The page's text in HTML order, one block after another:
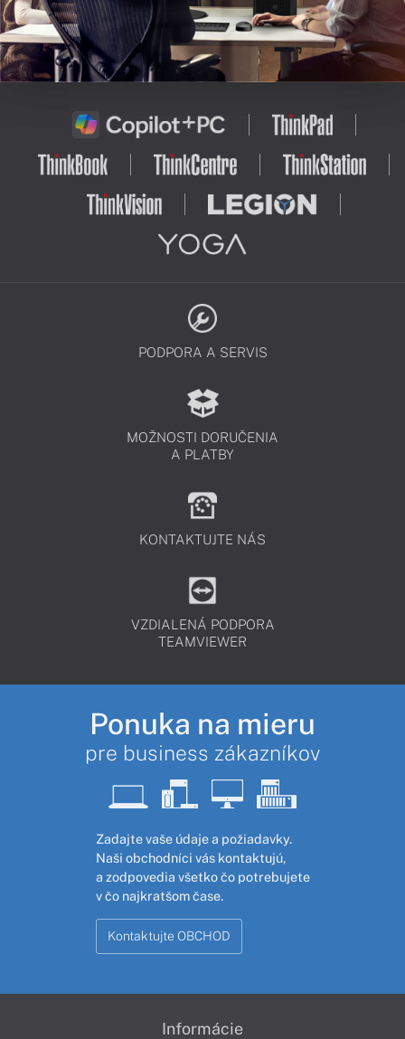
PODPORA A SERVIS
MOŽNOSTI DORUČENIA
A PLATBY
KONTAKTUJTE NÁS
VZDIALENÁ PODPORA
TEAMVIEWER
Ponuka na mieru
pre business zákazníkov
Zadajte vaše údaje a požiadavky.
Naši obchodníci vás kontaktujú,
a zodpovedia všetko čo potrebujete
v čo najkratšom čase.
Kontaktujte OBCHOD
Informácie